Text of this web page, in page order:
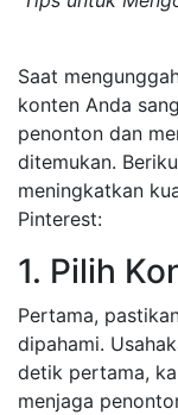
Saat
konten Anda
penonton dan
ditemukan.
meningkatkan
Pinterest:
1. Pilih
Pertama,
dipahami.
detik pertama,
menjaga